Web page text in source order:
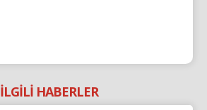
İLGİLİ HABERLER